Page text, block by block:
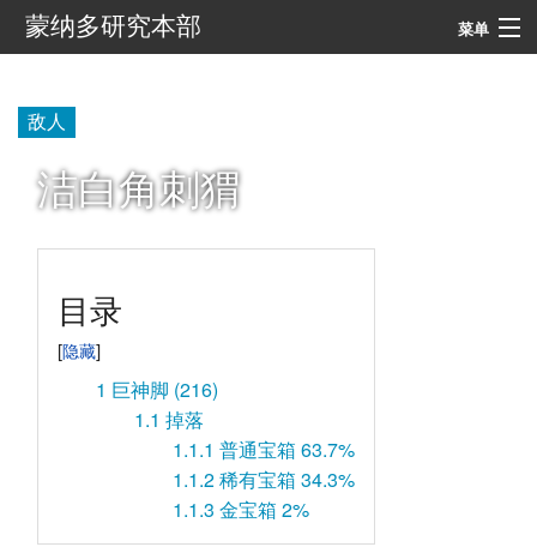
蒙纳多研究本部 菜单
敌人
洁白角刺猬
目录
1 巨神脚 (216)
1.1 掉落
1.1.1 普通宝箱 63.7%
1.1.2稀有宝箱 34.3%
1.1.3 金宝箱 2%